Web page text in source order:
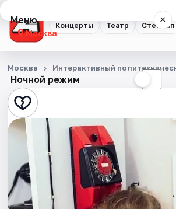
Концерты Театр Стендап
Меню ×
Москва
Концерты
Театр
Стендап
Выставки
Квесты
Экскурсии
Ночной режим ☾
Москва Интерактивный